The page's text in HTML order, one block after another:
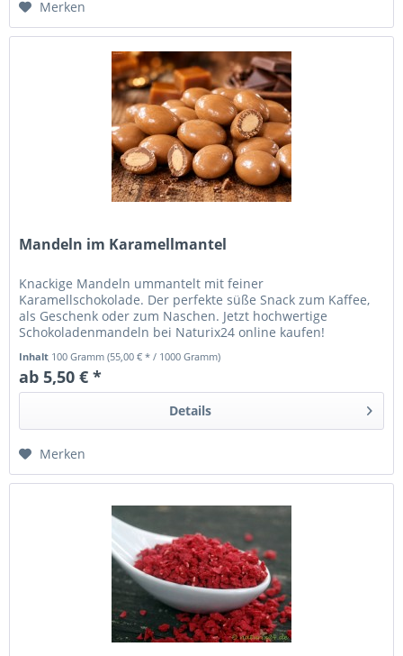
Merken
Mandeln im Karamellmantel
Knackige Mandeln ummantelt mit feiner
Karamellschokolade. Der perfekte süße Snack zum Kaffee,
als Geschenk oder zum Naschen. Jetzt hochwertige
Schokoladenmandeln bei Naturix24 online kaufen!
Inhalt 100 Gramm(55,00 € * / 1000 Gramm)
ab 5,50 € *
Details
Merken